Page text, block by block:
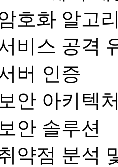
호화 알고
비스 공격
버 인증
안 아키텍
안 솔루션
약점 분석